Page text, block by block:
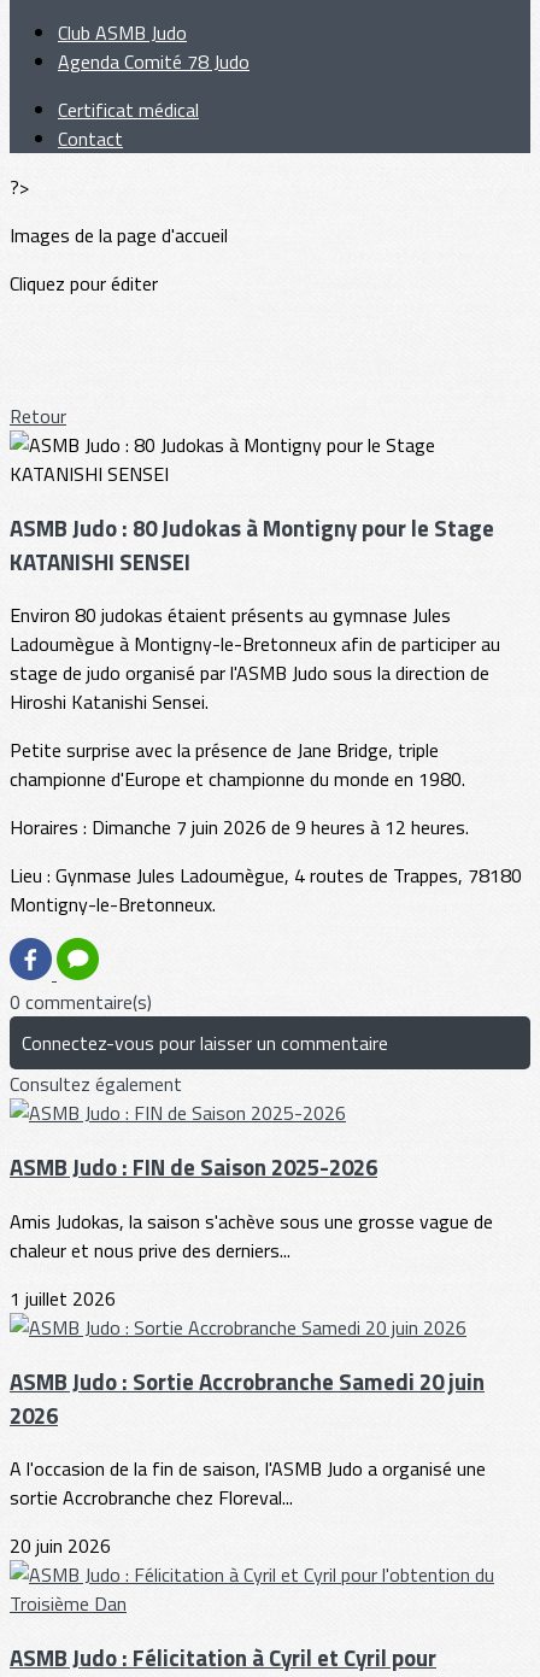
Club ASMB Judo
Agenda Comité 78 Judo
Certificat médical
Contact
?>
Images de la page d'accueil
Cliquez pour éditer
Retour
ASMB Judo : 80 Judokas à Montigny pour le Stage
KATANISHI SENSEI
Environ 80 judokas étaient présents au gymnase Jules
Ladoumègue à Montigny-le-Bretonneux afin de participer au
stage de judo organisé par l'ASMB Judo sous la direction de
Hiroshi Katanishi Sensei.
Petite surprise avec la présence de Jane Bridge, triple
championne d'Europe et championne du monde en 1980.
Horaires : Dimanche 7 juin 2026 de 9 heures à 12 heures.
Lieu : Gynmase Jules Ladoumègue, 4 routes de Trappes, 78180
Montigny-le-Bretonneux.
0 commentaire(s)
Connectez-vous pour laisser un commentaire
Consultez également
ASMB Judo : FIN de Saison 2025-2026
Amis Judokas, la saison s'achève sous une grosse vague de
chaleur et nous prive des derniers...
1 juillet 2026
ASMB Judo : Sortie Accrobranche Samedi 20 juin
2026
A l'occasion de la fin de saison, l'ASMB Judo a organisé une
sortie Accrobranche chez Floreval...
20 juin 2026
ASMB Judo : Félicitation à Cyril et Cyril pour